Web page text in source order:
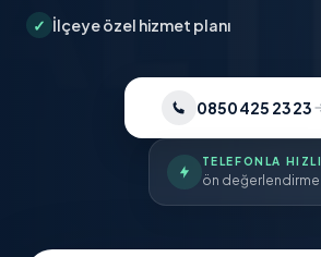
✓ İlçeye özel hizmet planı
0850 425 23 23
TELEFONLA HIZLI
ön değerlendirme